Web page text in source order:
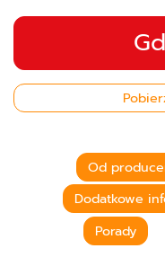
Od
Dodatkowe
Porady